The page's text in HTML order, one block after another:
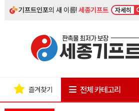
기프트인포의 새 이름!세종기프트 자세히
즐겨찾기 전체 카테고리